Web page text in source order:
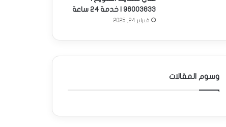
96003833 | خدمة 24 ساعة
فبراير 24, 2025
وسوم المقالات